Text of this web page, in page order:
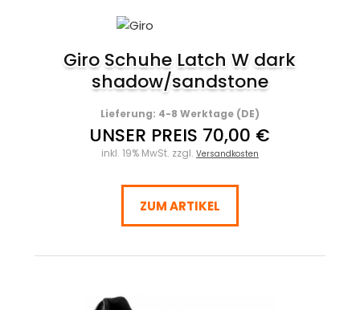
Giro Schuhe Latch W dark
shadow/sandstone
Lieferung: 4-8 Werktage (DE)
UNSER PREIS 70,00 €
inkl. 19% MwSt. zzgl. Versandkosten
ZUM ARTIKEL